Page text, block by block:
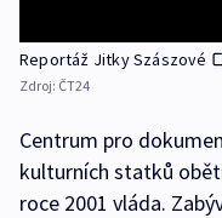
Reportáž Jitky Szászové
Zdroj: ČT24
Centrum pro
kulturních statků
roce 2001 vláda.